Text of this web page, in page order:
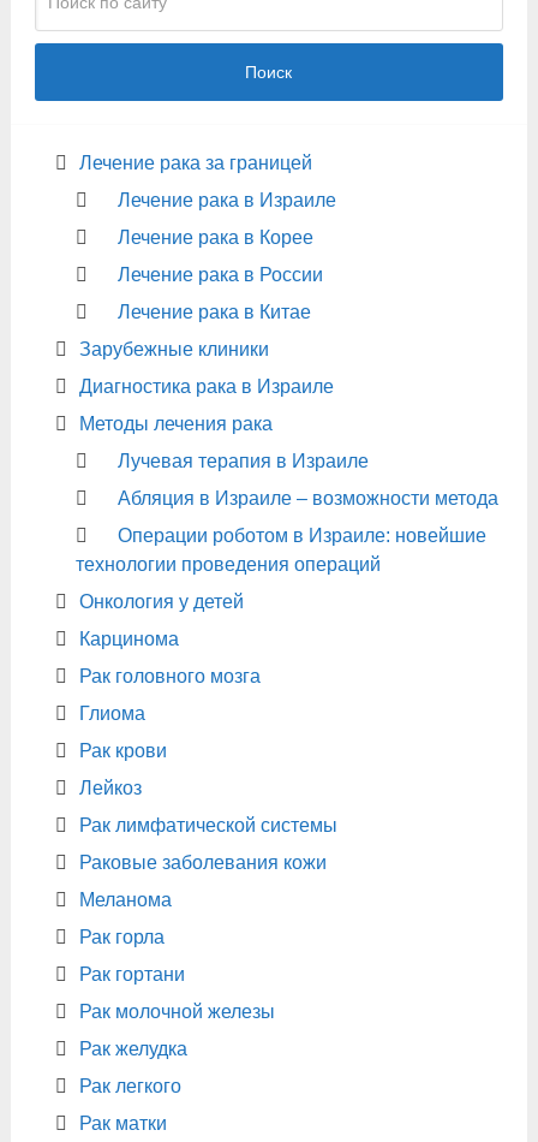
Поиск
Лечение рака за границей
Лечение рака в Израиле
Лечение рака в Корее
Лечение рака в России
Лечение рака в Китае
Зарубежные клиники
Диагностика рака в Израиле
Методы лечения рака
Лучевая терапия в Израиле
Абляция в Израиле – возможности метода
Операции роботом в Израиле: новейшие
технологии проведения операций
Онкология у детей
Карцинома
Рак головного мозга
Глиома
Рак крови
Лейкоз
Рак лимфатической системы
Раковые заболевания кожи
Меланома
Рак горла
Рак гортани
Рак молочной железы
Рак желудка
Рак легкого
Рак матки